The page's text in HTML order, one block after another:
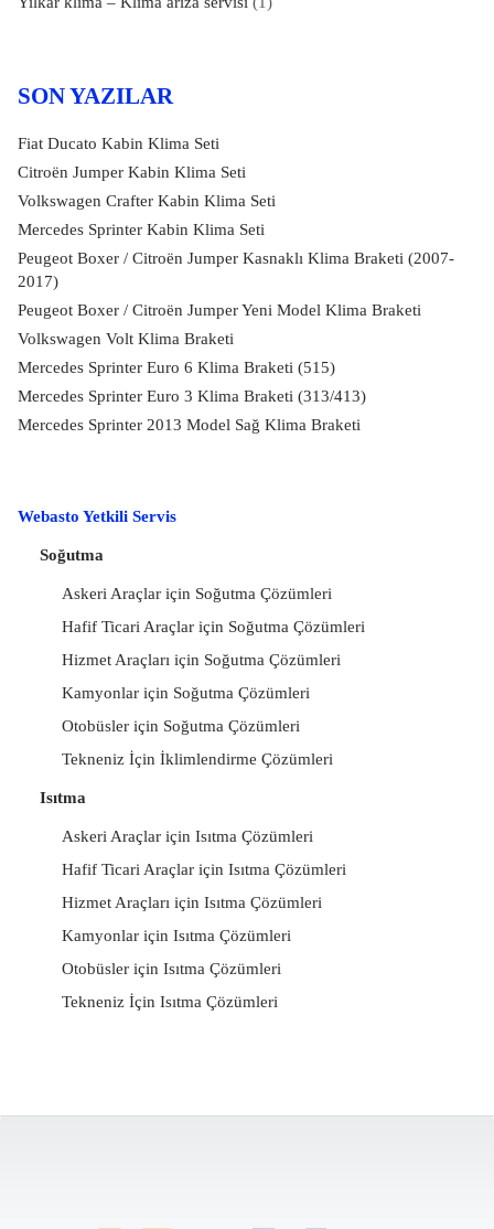
SON YAZILAR
Fiat Ducato Kabin Klima Seti
Citroën Jumper Kabin Klima Seti
Volkswagen Crafter Kabin Klima Seti
Mercedes Sprinter Kabin Klima Seti
Peugeot Boxer / Citroën Jumper Kasnaklı Klima Braketi (2007-
2017)
Peugeot Boxer / Citroën Jumper Yeni Model Klima Braketi
Volkswagen Volt Klima Braketi
Mercedes Sprinter Euro 6 Klima Braketi (515)
Mercedes Sprinter Euro 3 Klima Braketi (313/413)
Mercedes Sprinter 2013 Model Sağ Klima Braketi
Webasto Yetkili Servis
Soğutma
Askeri Araçlar için Soğutma Çözümleri
Hafif Ticari Araçlar için Soğutma Çözümleri
Hizmet Araçları için Soğutma Çözümleri
Kamyonlar için Soğutma Çözümleri
Otobüsler için Soğutma Çözümleri
Tekneniz İçin İklimlendirme Çözümleri
Isıtma
Askeri Araçlar için Isıtma Çözümleri
Hafif Ticari Araçlar için Isıtma Çözümleri
Hizmet Araçları için Isıtma Çözümleri
Kamyonlar için Isıtma Çözümleri
Otobüsler için Isıtma Çözümleri
Tekneniz İçin Isıtma Çözümleri